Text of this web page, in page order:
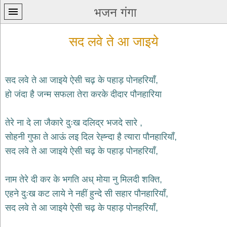
भजन गंगा
प्रथम
home
कृष्ण
भजन
krishna
शिव
भजन
shiv
bhajans
सद लवे ते आ जाइये
सद लवे ते आ जाइये ऐसी चढ़ के पहाड़ पोनहरियाँ,
हो जंदा है जन्म सफला तेरा करके दीदार पौनहारिया
तेरे ना दे ला जैकारे दुःख दलिद्र भजदे सारे ,
सोहनी गुफा ते आऊं लइ दिल रेह्न्दा है त्यारा पौनहारियाँ,
सद लवे ते आ जाइये ऐसी चढ़ के पहाड़ पोनहरियाँ,
नाम तेरे दी कर के भगति अध् मोया नु मिलदी शक्ति,
एहने दुःख कट लाये ने नहीं हुन्दे सी सहार पौनहारियाँ,
सद लवे ते आ जाइये ऐसी चढ़ के पहाड़ पोनहरियाँ,